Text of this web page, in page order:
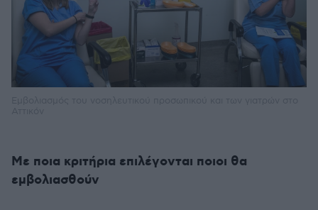
Με ποια κριτήρια επιλέγονται ποιοι θα
εμβολιασθούν